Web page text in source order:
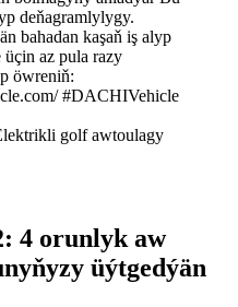
deňagramlylygy.
bahadan kaşaň iş alyp
az pula razy
öwreniň:
#DACHIVehicle
golf awtoulagy
4 orunlyk aw
üýtgedýän